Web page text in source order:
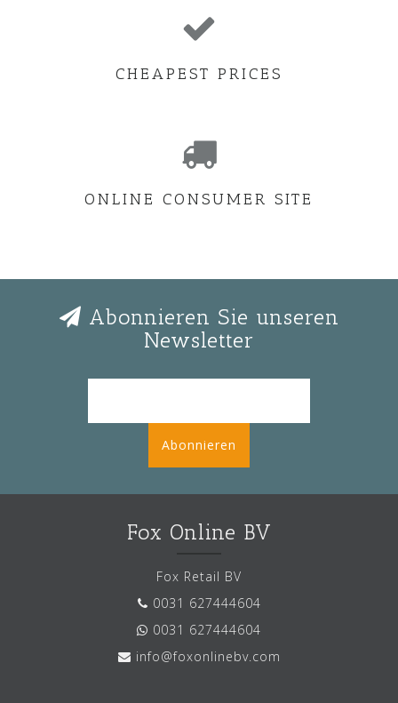
CHEAPEST PRICES
ONLINE CONSUMER SITE
Abonnieren Sie unseren
Newsletter
Abonnieren
Fox Online BV
Fox Retail BV
0031 627444604
0031 627444604
info@foxonlinebv.com